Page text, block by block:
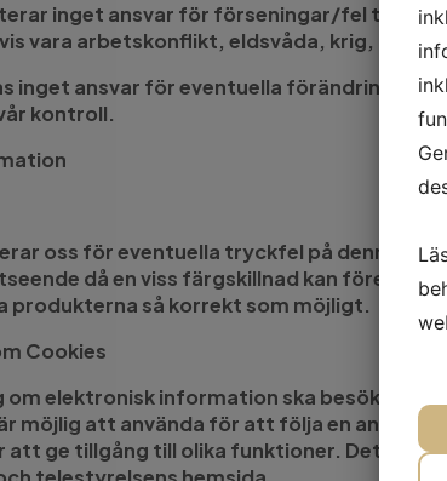
inget ansvar för förseningar/fel till
vara arbetskonflikt, eldsvåda, krig,
inget ansvar för eventuella förändringar
kontroll.
oss för eventuella tryckfel på denna
då en viss färgskillnad kan
produkterna så korrekt som möjligt.
Cookies
om elektronisk information ska besökare
möjlig att använda för att följa en
ge tillgång till olika funktioner. Det går